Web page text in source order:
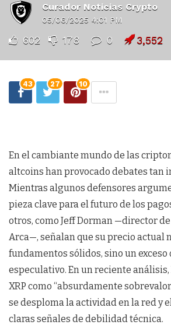
Curador Noticias Crypto
05/06/2025 4:01 PM
602 178 0 3,552
43 27 10
En el cambiante mundo de las
altcoins han provocado debates tan
Mientras algunos defensores
pieza clave para el futuro de los
otros, como Jeff Dorman —director
Arca—, señalan que su precio actual
fundamentos sólidos, sino un exceso
especulativo. En un reciente
XRP como “absurdamente
se desploma la actividad en la red y
claras señales de debilidad técnica.